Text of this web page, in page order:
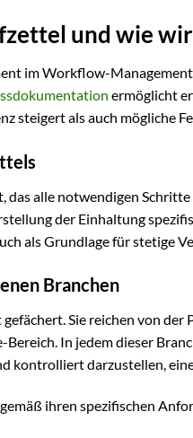
und wie
im Workflow-
ermöglicht
steigert als auch mögliche
alle notwendigen
der Einhaltung
als Grundlage für stetige
Branchen
Sie reichen von
In jedem dieser
kontrolliert darzustellen,
ihren spezifischen